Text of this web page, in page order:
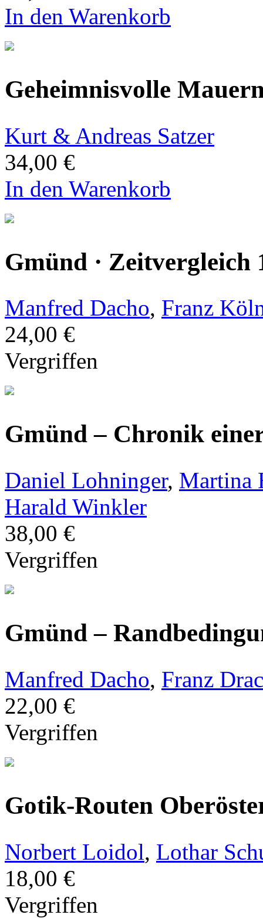
In den Warenkorb
Geheimnisvolle
Kurt & Andreas Satzer
34,00 €
In den Warenkorb
Gmünd · Zeitvergleich
Manfred Dacho, Franz
24,00 €
Vergriffen
Gmünd – Chronik
Daniel Lohninger, Martina
Harald Winkler
38,00 €
Vergriffen
Gmünd –
Manfred Dacho, Franz
22,00 €
Vergriffen
Gotik-Routen
Norbert Loidol, Lothar
18,00 €
Vergriffen